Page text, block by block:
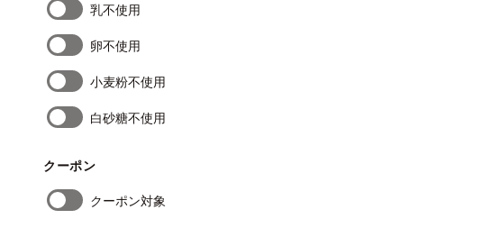
乳不使用
卵不使用
小麦粉不使用
白砂糖不使用
クーポン
クーポン対象